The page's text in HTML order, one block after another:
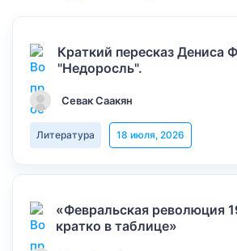
Краткий пересказ Дениса
"Недоросль".
Севак Саакян
Литература 18 июля, 2026
«Февральская революция
кратко в таблице»